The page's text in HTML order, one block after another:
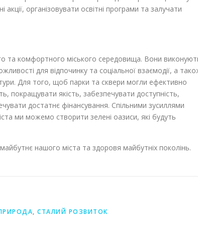
організовувати освітні програми та залучати
та комфортного міського середовища. Вони
для відпочинку та соціальної взаємодії, а
Для того, щоб парки та сквери могли ефективно
покращувати якість, забезпечувати доступність,
достатнє фінансування. Спільними зусиллями
ми можемо створити зелені оазиси, які будуть
нашого міста та здоровя майбутніх поколінь.
, СТАЛИЙ РОЗВИТОК